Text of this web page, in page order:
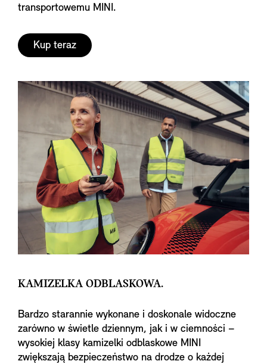
transportowemu MINI.
Kup teraz
KAMIZELKA ODBLASKOWA.
Bardzo starannie wykonane i doskonale widoczne
zarówno w świetle dziennym, jak i w ciemności –
wysokiej klasy kamizelki odblaskowe MINI
zwiększają bezpieczeństwo na drodze o każdej